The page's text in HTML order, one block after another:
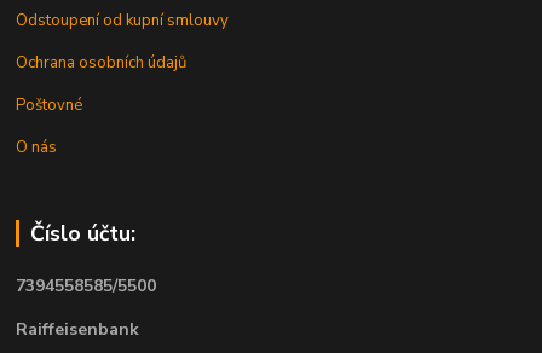
Odstoupení od kupní smlouvy
Ochrana osobních údajů
Poštovné
O nás
Číslo účtu:
7394558585/5500
Raiffeisenbank